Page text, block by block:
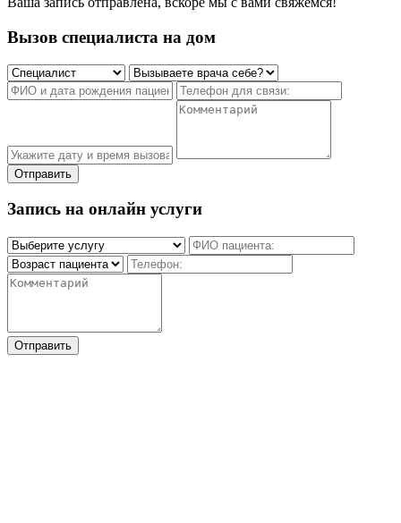
Вызов специалиста на дом
Отправить
Запись на онлайн услуги
Отправить